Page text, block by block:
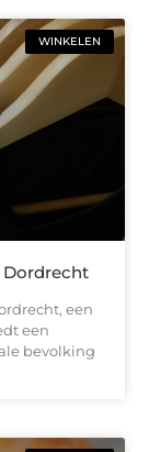
WINKELEN
Dordrecht
een
een
bevolking